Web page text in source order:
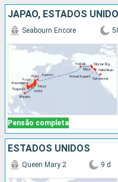
JAPÃO, ESTADOS
Pensão completa
Seabourn Encore
ESTADOS UNIDOS
Queen Mary 2 9 d